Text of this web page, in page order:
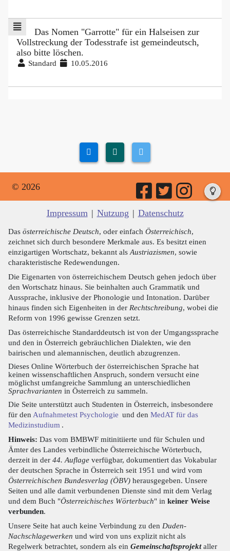
Das Nomen "Garrotte" für ein Halseisen zur
Vollstreckung der Todesstrafe ist gemeindeutsch,
also bitte löschen.
Standard 10.05.2016
© 2026
Impressum | Nutzung | Datenschutz
Das österreichische Deutsch, oder einfach Österreichisch,
zeichnet sich durch besondere Merkmale aus. Es besitzt einen
einzigartigen Wortschatz, bekannt als Austriazismen, sowie
charakteristische Redewendungen.
Die Eigenarten von österreichischem Deutsch gehen jedoch über
den Wortschatz hinaus. Sie beinhalten auch Grammatik und
Aussprache, inklusive der Phonologie und Intonation. Darüber
hinaus finden sich Eigenheiten in der Rechtschreibung, wobei die
Reform von 1996 gewisse Grenzen setzt.
Das österreichische Standarddeutsch ist von der Umgangssprache
und den in Österreich gebräuchlichen Dialekten, wie den
bairischen und alemannischen, deutlich abzugrenzen.
Dieses Online Wörterbuch der österreichischen Sprache hat
keinen wissenschaftlichen Anspruch, sondern versucht eine
möglichst umfangreiche Sammlung an unterschiedlichen
Sprachvarianten in Österreich zu sammeln.
Die Seite unterstützt auch Studenten in Österreich, insbesondere
für den Aufnahmetest Psychologie und den MedAT für das
Medizinstudium .
Hinweis: Das vom BMBWF mitinitiierte und für Schulen und
Ämter des Landes verbindliche Österreichische Wörterbuch,
derzeit in der 44. Auflage verfügbar, dokumentiert das Vokabular
der deutschen Sprache in Österreich seit 1951 und wird vom
Österreichischen Bundesverlag (ÖBV) herausgegeben. Unsere
Seiten und alle damit verbundenen Dienste sind mit dem Verlag
und dem Buch "Österreichisches Wörterbuch" in keiner Weise
verbunden.
Unsere Seite hat auch keine Verbindung zu den Duden-
Nachschlagewerken und wird von uns explizit nicht als
Regelwerk betrachtet, sondern als ein Gemeinschaftsprojektaller